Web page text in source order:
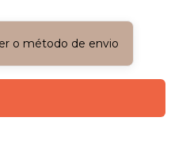
o método de envio